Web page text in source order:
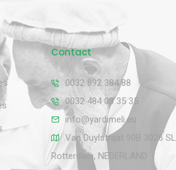
Contact
0032 892 384 88
0032 484 03 35 35
info@yardimeli.eu
Van Duylstraat 90B 3026 SL
Rotterdam, NEDERLAND